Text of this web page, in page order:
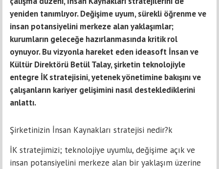
yeniden tanımlıyor. Değişime uyum, sürekli öğrenme ve
insan potansiyelini merkeze alan yaklaşımlar;
kurumların geleceğe hazırlanmasında kritik rol
oynuyor. Bu vizyonla hareket eden ideasoft İnsan ve
Kültür Direktörü Betül Talay, şirketin teknolojiyle
entegre İK stratejisini, yetenek yönetimine bakışını ve
çalışanların kariyer gelişimini nasıl desteklediklerini
anlattı.
Şirketinizin İnsan Kaynakları stratejisi nedir?k
İK stratejimizi; teknolojiye uyumlu, değişime açık ve
insan potansiyelini merkeze alan bir yaklaşım üzerine